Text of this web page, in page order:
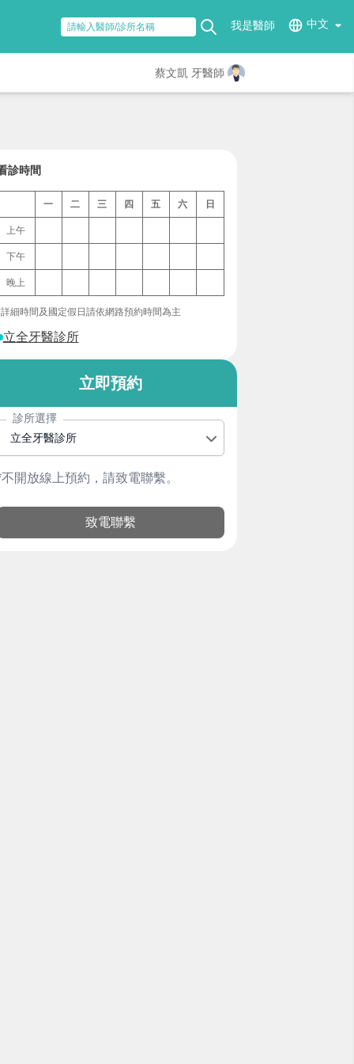
我是醫師 中文
蔡文凱 牙醫師
診時間
一 二 三 四 五 六 日
上午
下午
晚上
細時間及國定假日請依網路預約時間為主
立全牙醫診所
立即預約
診所選擇
立全牙醫診所
開放線上預約，請致電聯繫。
致電聯繫